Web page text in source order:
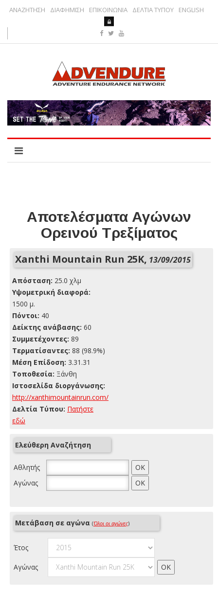
ΑΝΑΖΗΤΗΣΗ ΔΙΑΦΗΜΙΣΗ ΕΠΙΚΟΙΝΩΝΙΑ ΔΕΛΤΙΑ ΤΥΠΟΥ ENGLISH
Αποτελέσματα Αγώνων
Ορεινού Τρεξίματος
Xanthi Mountain Run 25K, 13/09/2015
Απόσταση: 25.0 χλμ
Yψομετρική διαφορά:
1500 μ.
Πόντοι: 40
Δείκτης ανάβασης: 60
Συμμετέχοντες: 89
Τερματίσαντες: 88 (98.9%)
Μέση Επίδοση: 3.31.31
Τοποθεσία: Ξάνθη
Ιστοσελίδα διοργάνωσης:
http://xanthimountainrun.com/
Δελτία Τύπου: Πατήστε
εδώ
Ελεύθερη Αναζήτηση
Αθλητής
Αγώνας
Μετάβαση σε αγώνα (Όλοι οι αγώνες)
Έτος
Αγώνας